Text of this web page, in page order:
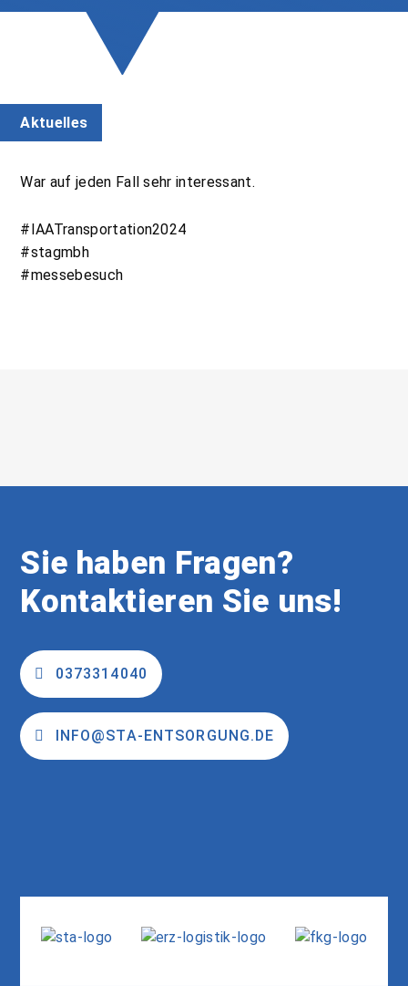
Aktuelles
War auf jeden Fall sehr interessant.
#IAATransportation2024
#stagmbh
#messebesuch
Sie haben Fragen?
Kontaktieren Sie uns!
0373314040
INFO@STA-ENTSORGUNG.DE